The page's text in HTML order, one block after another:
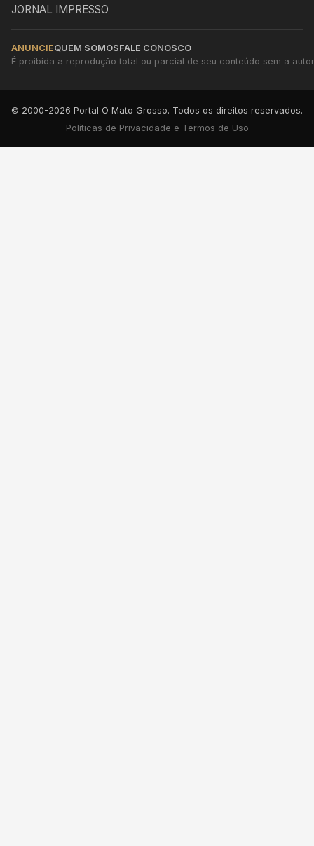
JORNAL IMPRESSO
ANUNCIEQUEM SOMOSFALE CONOSCO
É proibida a reprodução total ou parcial de seu conteúdo sem a
© 2000-2026 Portal O Mato Grosso. Todos os direitos reservados.
Políticas de Privacidade e Termos de Uso